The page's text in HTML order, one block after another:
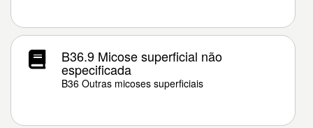
B36.9 Micose superficial não
especificada
B36 Outras micoses superficiais